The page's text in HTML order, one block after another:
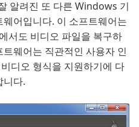
알려진 또 다른 Windows 기
어입니다. 이 소프트웨어는
서도 비디오 파일을 복구하
웨어는 직관적인 사용자 인
디오 형식을 지원하기에 다
니다.